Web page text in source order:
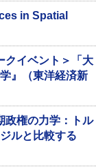
in Spatial
クイベント＞「大
』（東洋経済新
政権の力学：トル
ルと比較する